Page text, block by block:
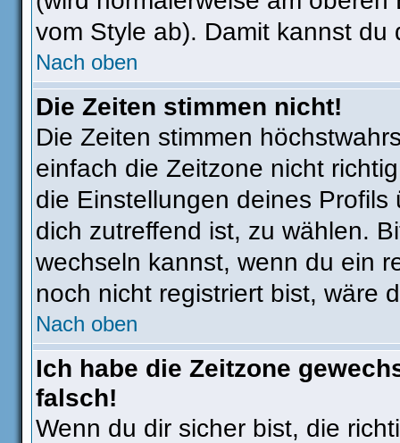
vom Style ab). Damit kannst
Nach oben
Die Zeiten stimmen nicht!
Die Zeiten stimmen
einfach die Zeitzone nicht
die Einstellungen deines
dich zutreffend ist, zu wählen.
wechseln kannst, wenn du ein
noch nicht registriert bist, wäre
Nach oben
Ich habe die Zeitzone
falsch!
Wenn du dir sicher bist, die